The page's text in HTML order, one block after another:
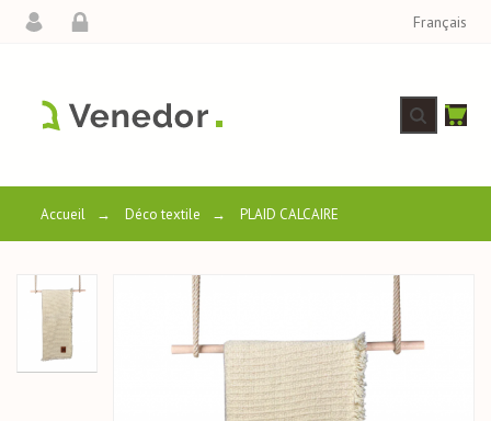
Français
Accueil → Déco textile → PLAID CALCAIRE